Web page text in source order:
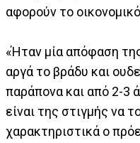
αφορούν το
«Ήταν μία απόφαση
αργά το βράδυ και
παράπονα και από 2-3
είναι της στιγμής να
χαρακτηριστικά ο